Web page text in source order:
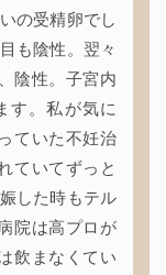
の受精卵でし
も陰性。翌々
陰性。子宮内
す。私が気に
ていた不妊治
ていてずっと
した時もテル
院は高プロが
飲まなくてい